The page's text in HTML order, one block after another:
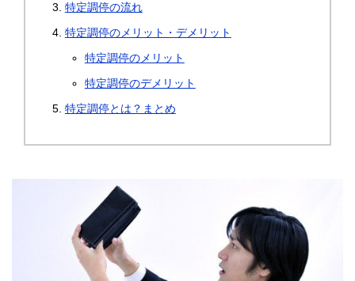
特定調停の流れ
特定調停のメリット・デメリット
特定調停のメリット
特定調停のデメリット
特定調停とは？まとめ